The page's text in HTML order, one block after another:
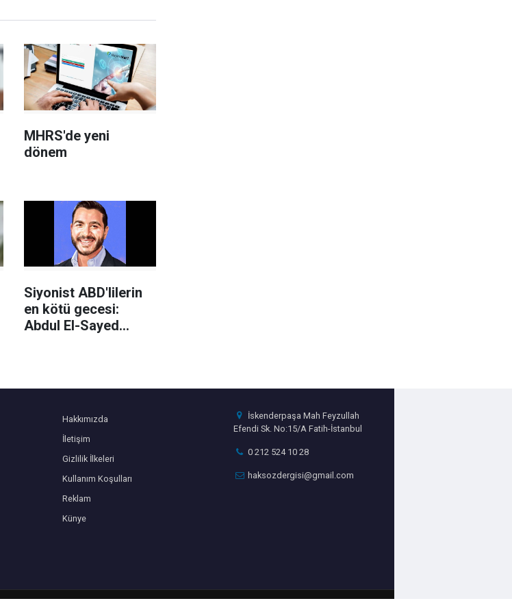
MHRS'de yeni
dönem
Siyonist ABD'lilerin
en kötü gecesi:
Abdul El-Sayed
Hakkımızda
İletişim
Gizlilik İlkeleri
Kullanım Koşulları
Reklam
Künye
İskenderpaşa Mah Feyzullah
Efendi Sk. No:15/A Fatih-İstanbul
0 212 524 10 28
haksozdergisi@gmail.com